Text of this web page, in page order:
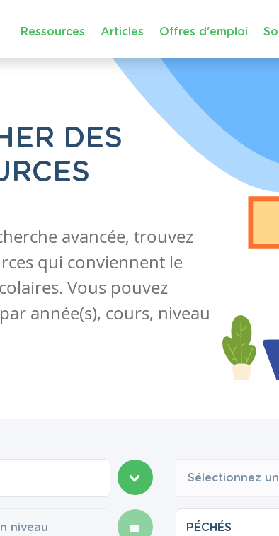
Ressources Articles Offres d'emploi
DES
avancée, trouvez
qui conviennent le
Vous pouvez
année(s), cours, niveau
Sélectionnez